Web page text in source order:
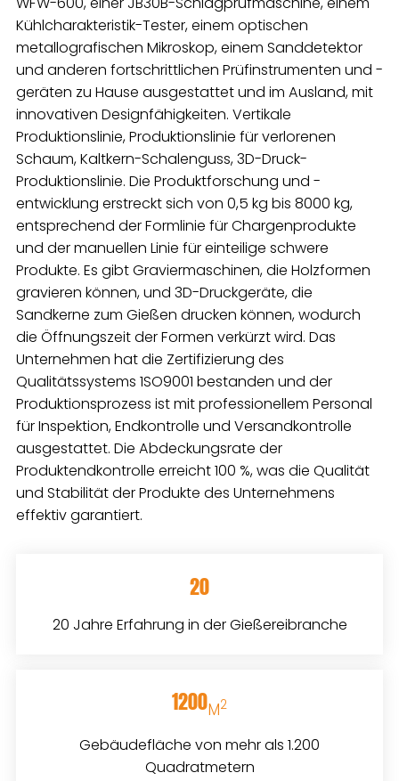
Kühlcharakteristik-Tester, einem optischen
metallografischen Mikroskop, einem Sanddetektor
und anderen fortschrittlichen Prüfinstrumenten und -
geräten zu Hause ausgestattet und im Ausland, mit
innovativen Designfähigkeiten. Vertikale
Produktionslinie, Produktionslinie für verlorenen
Schaum, Kaltkern-Schalenguss, 3D-Druck-
Produktionslinie. Die Produktforschung und -
entwicklung erstreckt sich von 0,5 kg bis 8000 kg,
entsprechend der Formlinie für Chargenprodukte
und der manuellen Linie für einteilige schwere
Produkte. Es gibt Graviermaschinen, die Holzformen
gravieren können, und 3D-Druckgeräte, die
Sandkerne zum Gießen drucken können, wodurch
die Öffnungszeit der Formen verkürzt wird. Das
Unternehmen hat die Zertifizierung des
Qualitätssystems 1SO9001 bestanden und der
Produktionsprozess ist mit professionellem Personal
für Inspektion, Endkontrolle und Versandkontrolle
ausgestattet. Die Abdeckungsrate der
Produktendkontrolle erreicht 100 %, was die Qualität
und Stabilität der Produkte des Unternehmens
effektiv garantiert.
20
20 Jahre Erfahrung in der Gießereibranche
1200M2
Gebäudefläche von mehr als 1.200
Quadratmetern